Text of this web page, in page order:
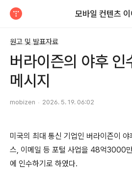
모바일 컨텐츠 이
원고 및 발표자료
버라이즌의 야후 인
메시지
mobizen 2026. 5. 19. 06:02
미국의 최대 통신 기업인 버라이즌이
스, 이메일 등 포털 사업을 48억3000
에 인수하기로 하였다.